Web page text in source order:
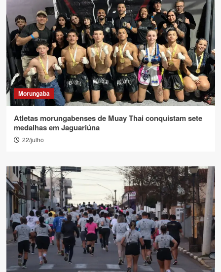
Morungaba
Atletas morungabenses de Muay Thai conquistam sete
medalhas em Jaguariúna
22/julho